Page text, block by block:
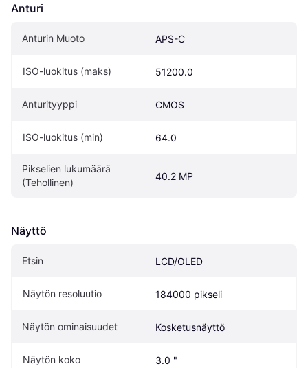
Anturi
Anturin Muoto APS-C
ISO-luokitus (maks) 51200.0
Anturityyppi CMOS
ISO-luokitus (min) 64.0
Pikselien lukumäärä
(Tehollinen)
40.2 MP
Näyttö
Etsin LCD/OLED
Näytön resoluutio 184000 pikseli
Näytön ominaisuudet Kosketusnäyttö
Näytön koko 3.0 "